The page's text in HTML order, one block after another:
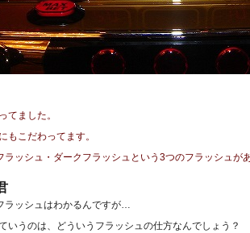
てました。
もこだわってます。
ラッシュ・ダークフラッシュという3つのフラッシュが
ラッシュはわかるんですが…
いうのは、どういうフラッシュの仕方なんでしょう？